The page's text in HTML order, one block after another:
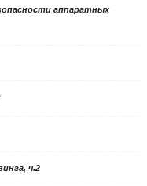
аппаратных
ч.2